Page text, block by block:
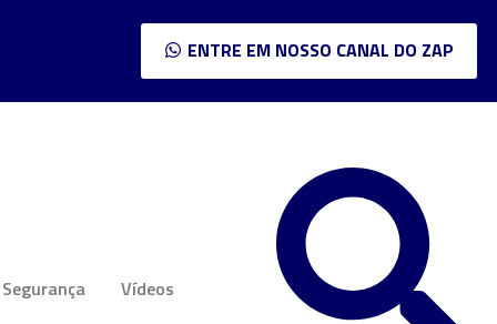
ENTRE EM NOSSO CANAL DO ZAP
Segurança Vídeos